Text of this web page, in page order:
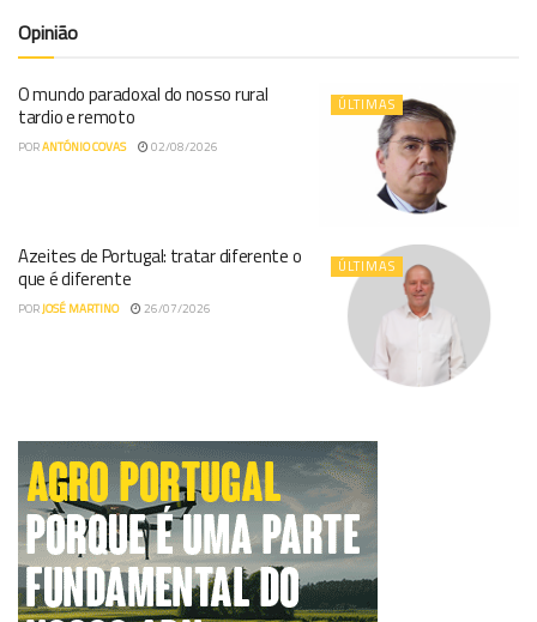
Opinião
ÚLTIMAS
O mundo paradoxal do nosso rural
tardio e remoto
PORANTÓNIO COVAS 02/08/2026
ÚLTIMAS
Azeites de Portugal: tratar diferente o
que é diferente
PORJOSÉ MARTINO 26/07/2026